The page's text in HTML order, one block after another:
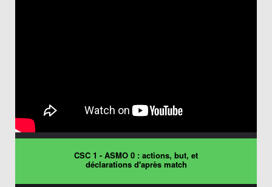
CSC 1 - ASMO 0 : actions, but, et
déclarations d'après match